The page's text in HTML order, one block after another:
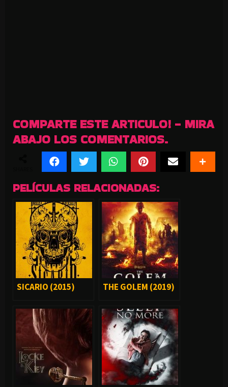
COMPARTE ESTE ARTICULO! - MIRA
ABAJO LOS COMENTARIOS.
PELÍCULAS RELACIONADAS:
SICARIO (2015) THE GOLEM (2019)